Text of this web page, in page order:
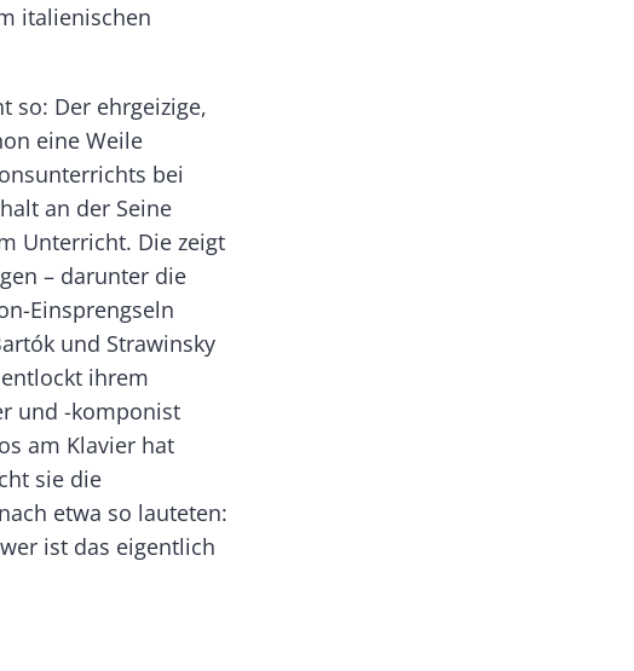
italienischen
so: Der ehrgeizige,
eine Weile
bei
an der Seine
Unterricht. Die zeigt
– darunter die
Einsprengseln
und Strawinsky
ihrem
und -komponist
am Klavier hat
sie die
etwa so lauteten:
ist das eigentlich